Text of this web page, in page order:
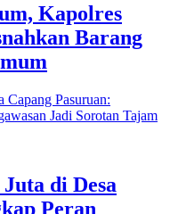
Kapolres
Barang
di Desa
Peran